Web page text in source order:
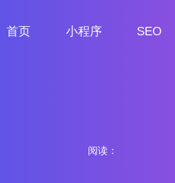
首页
小程序
SEO
阅读：